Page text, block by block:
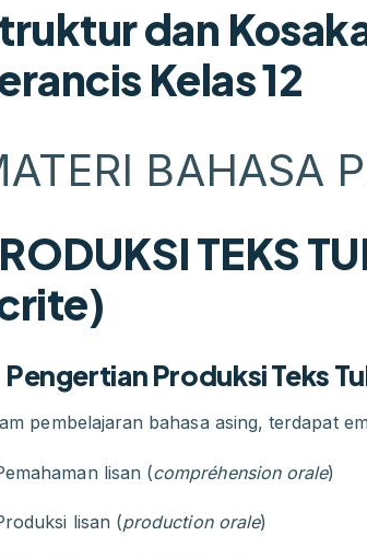
dan
Kelas 12
BAHASA
TEKS
Produksi Teks
pembelajaran bahasa asing, terdapat
lisan (compréhension orale)
lisan (production orale)